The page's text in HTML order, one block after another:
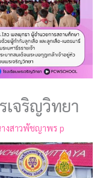
เจริญวิทยา
งสาวพัชญาพร p